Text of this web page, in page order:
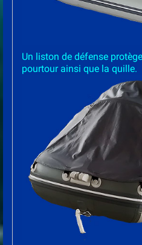
Un liston de défense
pourtour ainsi que la quille.